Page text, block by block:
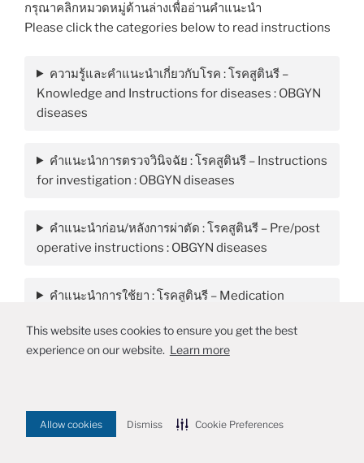
This website uses cookies to ensure you get the best
experience on our website. Learn more
Allow cookies Dismiss Cookie Preferences
กรุณาคลิกหมวดหมู่ด้านล่างเพื่ออ่านคำแนะนำ
Please click the categories below to read instructions
ความรู้และคำแนะนำเกี่ยวกับโรค : โรคสูตินรี –
Knowledge and Instructions for diseases : OBGYN
diseases
คำแนะนำการตรวจวินิจฉัย : โรคสูตินรี – Instructions
for investigation : OBGYN diseases
คำแนะนำก่อน/หลังการผ่าตัด : โรคสูตินรี – Pre/post
operative instructions : OBGYN diseases
คำแนะนำการใช้ยา : โรคสูตินรี – Medication